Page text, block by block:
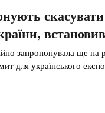
запропонувала ще
для українського